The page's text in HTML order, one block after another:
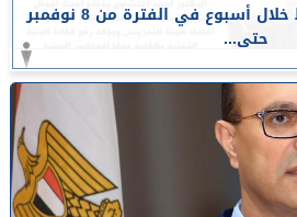
أبرز أخبار جامعة أسيوط خلال أسبوع في الفترة من 8 نوفمبر
حتى...